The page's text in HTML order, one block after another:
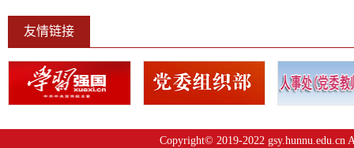
友情链接
Copyright© 2019-2022